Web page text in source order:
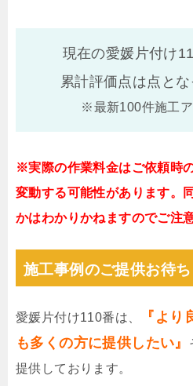
現在の愛媛片付け
累計評価点は点とな
※最新100件施工
※実際の作業料金はご依頼時
変動する可能性があります。
かはわかりかねますのでご注
施工事例のご提供お待ち
愛媛片付け110番は、
『よ
も多くの方に提供したい』
提供しております。